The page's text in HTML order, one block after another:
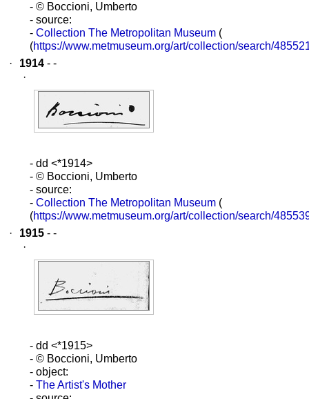
- © Boccioni, Umberto
- source:
- Collection The Metropolitan Museum (
(https://www.metmuseum.org/art/collection/search/
·
1914 - -
·
- dd <*1914>
- © Boccioni, Umberto
- source:
- Collection The Metropolitan Museum (
(https://www.metmuseum.org/art/collection/search/
·
1915 - -
·
- dd <*1915>
- © Boccioni, Umberto
- object:
- The Artist's Mother